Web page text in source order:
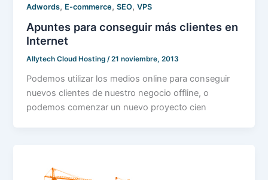
Adwords, E-commerce,SEO,VPS
Apuntes para conseguir más clientes en
Internet
Allytech Cloud Hosting/21 noviembre, 2013
Podemos utilizar los medios online para conseguir
nuevos clientes de nuestro negocio offline, o
podemos comenzar un nuevo proyecto cien